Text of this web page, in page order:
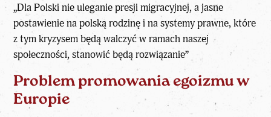
„Dla Polski nie uleganie presji migracyjnej, a jasne
postawienie na polską rodzinę i na systemy prawne, które
z tym kryzysem będą walczyć w ramach naszej
społeczności, stanowić będą rozwiązanie”
Problem promowania egoizmu w
Europie